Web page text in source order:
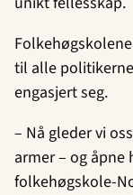
til alle
engasjert seg.
– Nå gleder vi
armer – og åpne
folkehøgskole-